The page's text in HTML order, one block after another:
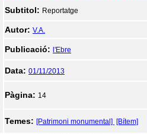
Subtitol: Reportatge
Autor: V.A.
Publicació: l'Ebre
Data: 01/11/2013
Pàgina: 14
Temes: [Patrimoni monumental] [Bítem]